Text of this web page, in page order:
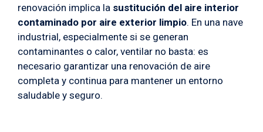
renovación implica la sustitución del aire interior
contaminado por aire exterior limpio. En una nave
industrial, especialmente si se generan
contaminantes o calor, ventilar no basta: es
necesario garantizar una renovación de aire
completa y continua para mantener un entorno
saludable y seguro.